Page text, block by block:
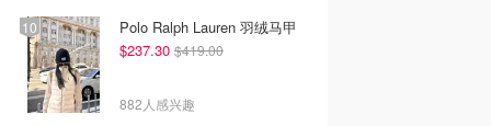
Polo Ralph Lauren 羽绒马甲
$237.30 $419.00
882人感兴趣